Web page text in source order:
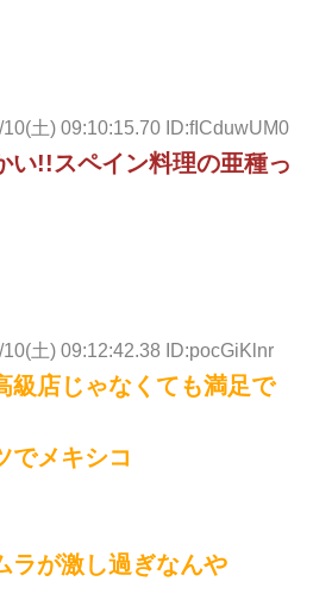
土) 09:10:15.70 ID:fICduwUM0
い!!スペイン料理の亜種っ
土) 09:12:42.38 ID:pocGiKlnr
級店じゃなくても満足で
でメキシコ
ラが激し過ぎなんや